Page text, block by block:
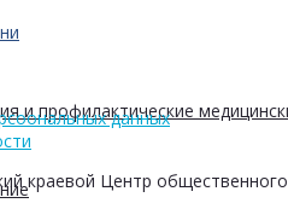
и профилактические
данных
краевой Центр